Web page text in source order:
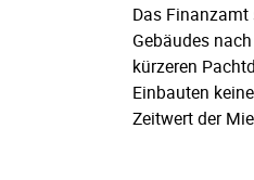
Das
Gebäudes
kürzeren
Einbauten
Zeitwert der